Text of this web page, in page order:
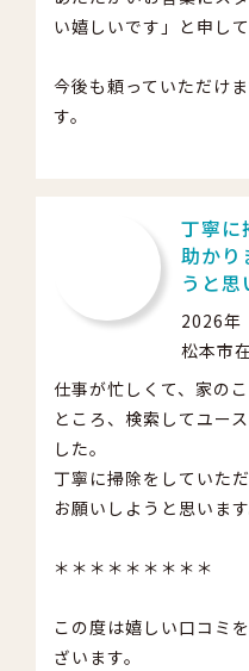
い嬉しいです」と申し
今後も頼っていただけ
す。
丁寧に
助かり
うと思
2026
松本市
仕事が忙しくて、家の
ところ、検索してユー
した。
丁寧に掃除をしていた
お願いしようと思います
＊＊＊＊＊＊＊＊＊
この度は嬉しい口コミ
ざいます。